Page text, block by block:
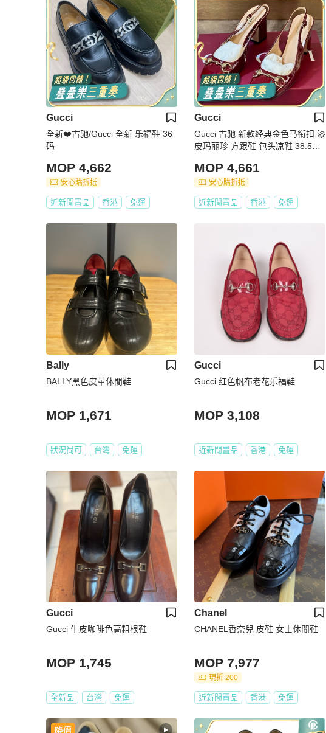
Gucci
全新❤️古驰/Gucci 全新 乐福鞋 36
码
MOP 4,662
安心購折抵
近新閒置品 香港 免運
Gucci
Gucci 古驰 新款经典金色马衔扣 漆
皮玛丽珍 方跟鞋 包头凉鞋 38.5码
MOP 4,661
安心購折抵
近新閒置品 香港 免運
Bally
BALLY黑色皮革休閒鞋
MOP 1,671
狀況尚可 台灣 免運
Gucci
Gucci 红色帆布老花乐福鞋
MOP 3,108
近新閒置品 香港 免運
Gucci
Gucci 牛皮咖啡色高粗根鞋
MOP 1,745
全新品 台灣 免運
Chanel
CHANEL香奈兒 皮鞋 女士休閒鞋
MOP 7,977
現折 200
近新閒置品 香港 免運
降價